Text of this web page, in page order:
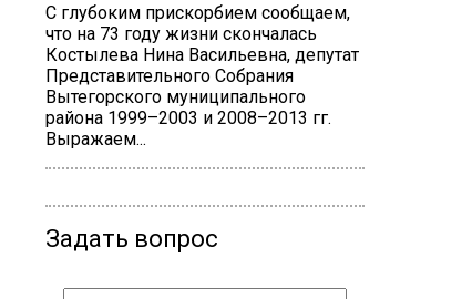
С глубоким прискорбием сообщаем,
что на 73 году жизни скончалась
Костылева Нина Васильевна, депутат
Представительного Собрания
Вытегорского муниципального
района 1999–2003 и 2008–2013 гг.
Выражаем...
Задать вопрос